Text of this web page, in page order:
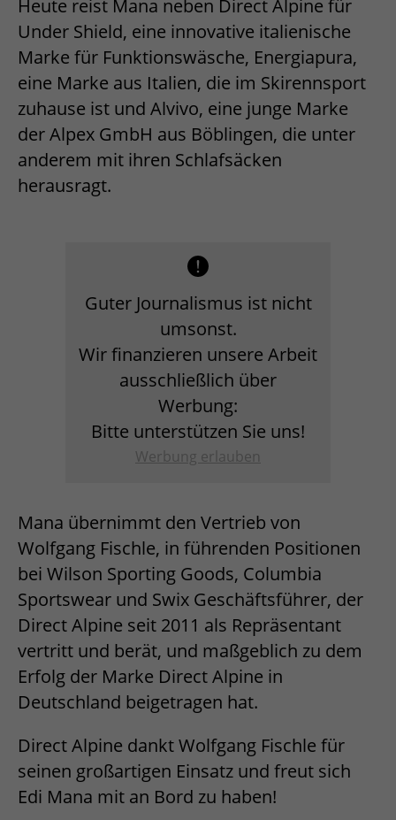
Heute reist Mana neben Direct Alpine für
Under Shield, eine innovative italienische
Marke für Funktionswäsche, Energiapura,
eine Marke aus Italien, die im Skirennsport
zuhause ist und Alvivo, eine junge Marke
der Alpex GmbH aus Böblingen, die unter
anderem mit ihren Schlafsäcken
herausragt.
Guter Journalismus ist nicht
umsonst.
Wir finanzieren unsere Arbeit
ausschließlich über
Werbung:
Bitte unterstützen Sie uns!
Werbung erlauben
Mana übernimmt den Vertrieb von
Wolfgang Fischle, in führenden Positionen
bei Wilson Sporting Goods, Columbia
Sportswear und Swix Geschäftsführer, der
Direct Alpine seit 2011 als Repräsentant
vertritt und berät, und maßgeblich zu dem
Erfolg der Marke Direct Alpine in
Deutschland beigetragen hat.
Direct Alpine dankt Wolfgang Fischle für
seinen großartigen Einsatz und freut sich
Edi Mana mit an Bord zu haben!